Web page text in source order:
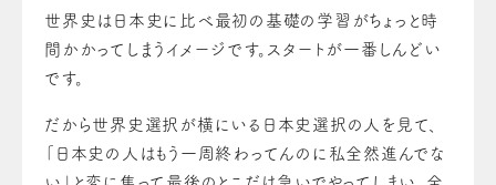
世界史は日本史に比べ最初の基礎の学習がちょっと時
間かかってしまうイメージです。スタートが一番しんどい
です。
だから世界史選択が横にいる日本史選択の人を見て、
「日本史の人はもう一周終わってんのに私全然進んでな